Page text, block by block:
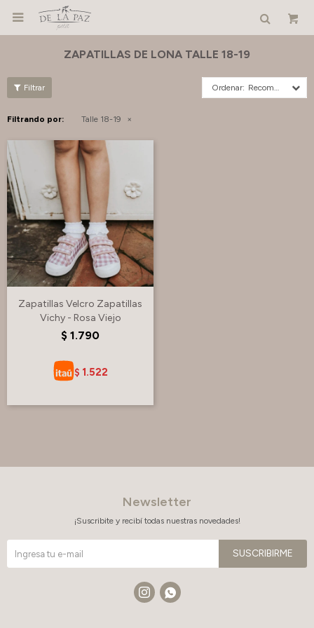

ZAPATILLAS DE LONA TALLE 18-19
Recomendados
Filtrando por: Talle 18-19
Zapatillas Velcro Zapatillas
Vichy - Rosa Viejo
$ 1.790
$ 1.522
Newsletter
¡Suscribite y recibí todas nuestras novedades!
SUSCRIBIRME
 